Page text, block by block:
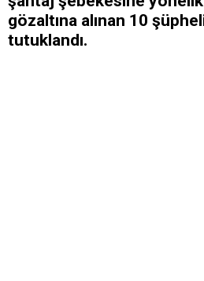
gözaltına alınan 10
tutuklandı.